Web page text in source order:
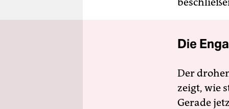
Die
Der
zeigt, wie
Gerade